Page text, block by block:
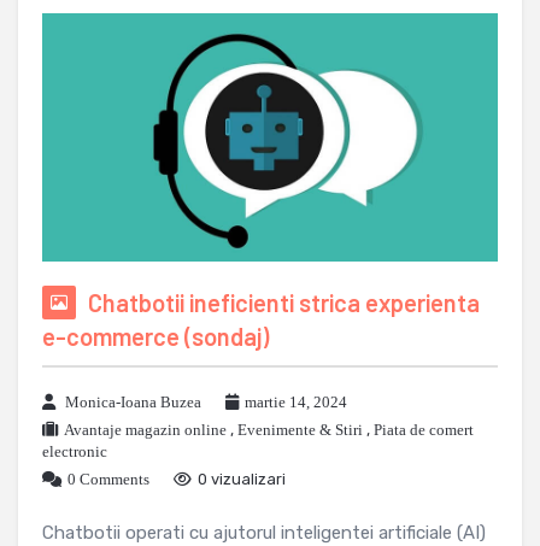
Chatbotii ineficienti strica experienta
e-commerce (sondaj)
Monica-Ioana Buzea
martie 14, 2024
Avantaje magazin online , Evenimente & Stiri , Piata de comert
electronic
0 Comments
0 vizualizari
Chatbotii operati cu ajutorul inteligentei artificiale (AI)